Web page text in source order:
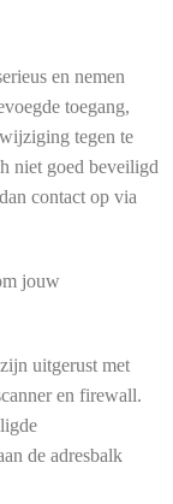
en nemen
toegang,
tegen te
niet goed beveiligd
contact op via
jouw
uitgerust met
en firewall.
de adresbalk